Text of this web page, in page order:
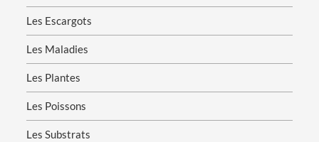
Les Escargots
Les Maladies
Les Plantes
Les Poissons
Les Substrats